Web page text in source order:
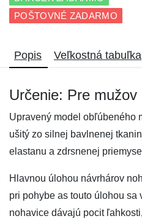
POŠTOVNÉ ZADARMO
Popis Veľkostná tabuľka
Určenie: Pre mužov
Upravený model obľúbeného
ušitý zo silnej bavlnenej
elastanu a zdrsnenej
Hlavnou úlohou návrhárov
pri pohybe as touto úlohou sa
nohavice dávajú pocit